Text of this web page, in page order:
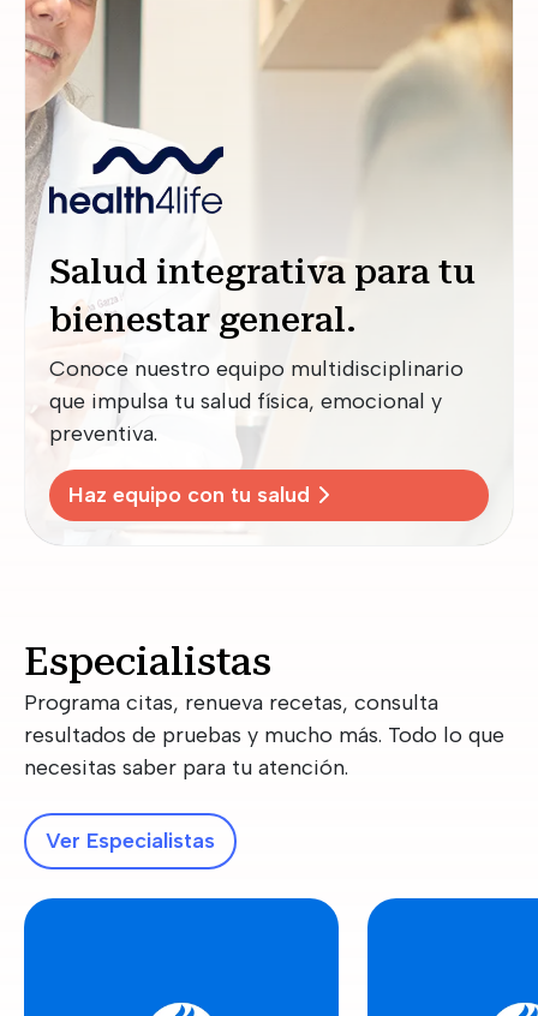
Salud integrativa para tu
bienestar general.
Conoce nuestro equipo multidisciplinario
que impulsa tu salud física, emocional y
preventiva.
Haz equipo con tu salud
Especialistas
Programa citas, renueva recetas, consulta
resultados de pruebas y mucho más. Todo lo que
necesitas saber para tu atención.
Ver Especialistas